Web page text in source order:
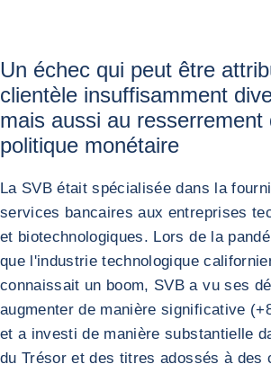
Un échec qui peut être
clientèle insuffisamment
mais aussi au resserrement
politique monétaire
La SVB était spécialisée dans la
services bancaires aux entreprises
et biotechnologiques. Lors de la
que l'industrie technologique
connaissait un boom, SVB a vu ses
augmenter de manière significative
et a investi de manière substantielle
du Trésor et des titres adossés à des